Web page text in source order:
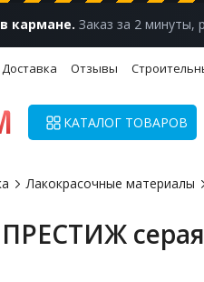
кармане. Заказ за 2 минуты,
Доставка Отзывы
КАТАЛОГ ТОВАРОВ
Лакокрасочные материалы
серая